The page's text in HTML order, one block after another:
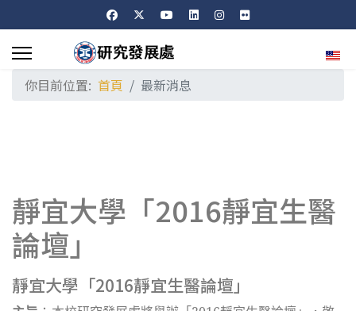
選擇
你目前位置: 首頁 最新消息
靜宜大學「2016靜宜生醫
論壇」
靜宜大學「2016靜宜生醫論壇」